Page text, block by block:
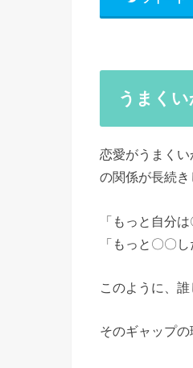
うまく
恋愛がうまく
の関係が長続き
「もっと自分
「もっと〇〇
このように、
そのギャップ